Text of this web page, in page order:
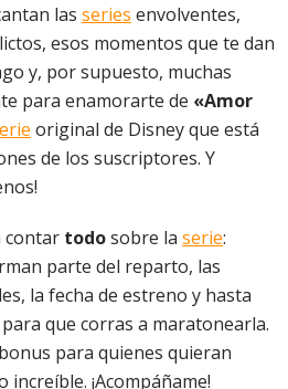
las series envolventes,
esos momentos que te dan
y, por supuesto, muchas
para enamorarte de «Amor
original de Disney que está
de los suscriptores. Y
contar todosobre la serie:
parte del reparto, las
la fecha de estreno y hasta
que corras a maratonearla.
para quienes quieran
¡Acompáñame!